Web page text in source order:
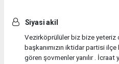
Siyasi akil
Vezirköprülüler biz bize yeteriz
başkanımızın iktidar partisi ilçe
gören şovmenler yanılır .